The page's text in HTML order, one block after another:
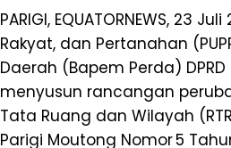
PARIGI, EQUATORNEWS, 23
Rakyat, dan Pertanahan
Daerah (Bapem Perda)
menyusun rancangan
Tata Ruang dan Wilayah
Parigi Moutong Nomor 5